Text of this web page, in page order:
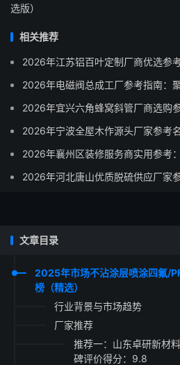
选版）
相关推荐
2026年江苏铝百叶定制厂商优选参
2026年电磁阀总成工厂参考指南：
2026年宜兴六角蜂窝斜管厂商选购
2026年宁波全屋木作源头厂家参考
2026年襄州区装修服务商实用参考
2026年河北唐山优质脱硫供应厂家
文章目录
2025年市场不沾涂层喷涂四氟/
榜（精选）
行业背景与市场趋势
厂家推荐
推荐一：山东卓研新
碑评价得分：9.8